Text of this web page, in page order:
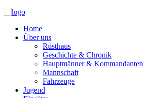
Home
Über uns
Rüsthaus
Geschichte & Chronik
Hauptmänner & Kommandanten
Mannschaft
Fahrzeuge
Jugend